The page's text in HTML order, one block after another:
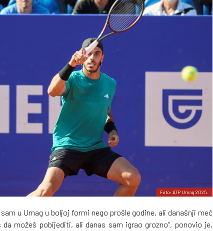
Foto: ATP Umag 2025.
u Umag u boljoj formi nego prošle godine, ali današnji meč
možeš pobijediti, ali danas sam igrao grozno“, ponovio je.